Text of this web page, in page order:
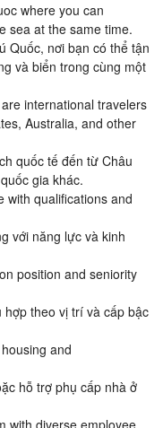
where you can
sea at the same time.
Quốc, nơi bạn có thể tận
và biển trong cùng một
international travelers
Australia, and other
quốc tế đến từ Châu
gia khác.
with qualifications and
với năng lực và kinh
position and seniority
theo vị trí và cấp bậc
and
hỗ trợ phụ cấp nhà ở